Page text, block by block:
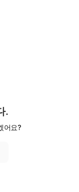
.
어요?